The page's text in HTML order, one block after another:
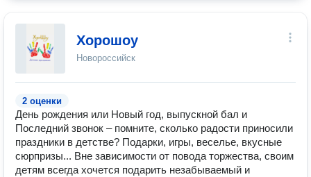
Хорошоу
Новороссийск
2 оценки
День рождения или Новый год, выпускной бал и
Последний звонок – помните, сколько радости приносили
праздники в детстве? Подарки, игры, веселье, вкусные
сюрпризы... Вне зависимости от повода торжества, своим
детям всегда хочется подарить незабываемый и